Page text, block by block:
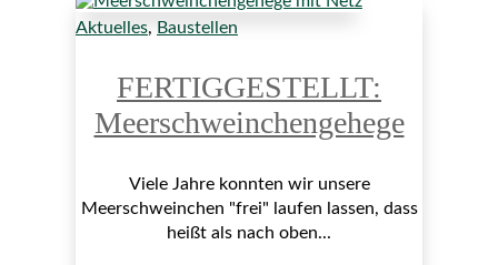
Aktuelles, Baustellen
FERTIGGESTELLT:
Meerschweinchengehege
Viele Jahre konnten wir unsere
Meerschweinchen "frei" laufen lassen, dass
heißt als nach oben...